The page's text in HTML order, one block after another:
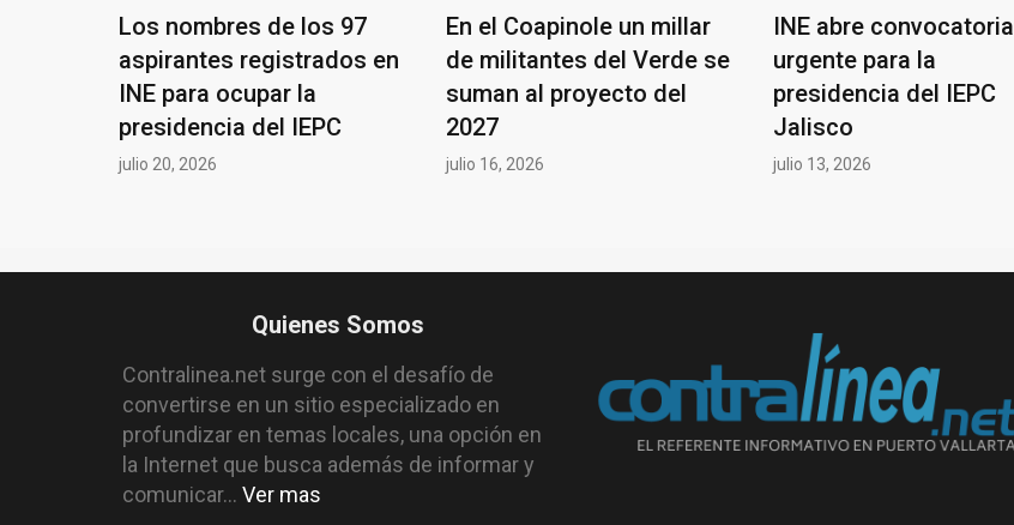
Los nombres de los 97
aspirantes registrados en
INE para ocupar la
presidencia del IEPC
julio 20, 2026
En el Coapinole un millar
de militantes del Verde se
suman al proyecto del
2027
julio 16, 2026
INE abre convocatoria
urgente para la
presidencia del IEPC
Jalisco
julio 13, 2026
Quienes Somos
Contralinea.net surge con el desafío de
convertirse en un sitio especializado en
profundizar en temas locales, una opción en
la Internet que busca además de informar y
comunicar... Ver mas